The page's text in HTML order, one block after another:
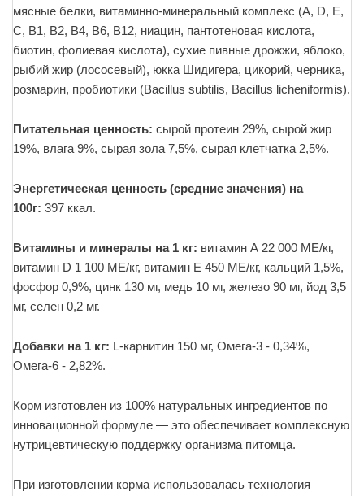
мясные белки, витаминно-минеральный комплекс (A, D, E,
C, B1, B2, B4, B6, B12, ниацин, пантотеновая кислота,
биотин, фолиевая кислота), сухие пивные дрожжи, яблоко,
рыбий жир (лососевый), юкка Шидигера, цикорий, черника,
розмарин, пробиотики (Bacillus subtilis, Bacillus licheniformis).
Питательная ценность: сырой протеин 29%, сырой жир
19%, влага 9%, сырая зола 7,5%, сырая клетчатка 2,5%.
Энергетическая ценность (средние значения) на
100г: 397 ккал.
Витамины и минералы на 1 кг: витамин А 22 000 МЕ/кг,
витамин D 1 100 МЕ/кг, витамин E 450 МЕ/кг, кальций 1,5%,
фосфор 0,9%, цинк 130 мг, медь 10 мг, железо 90 мг, йод 3,5
мг, селен 0,2 мг.
Добавки на 1 кг: L-карнитин 150 мг, Омега-3 - 0,34%,
Омега-6 - 2,82%.
Корм изготовлен из 100% натуральных ингредиентов по
инновационной формуле — это обеспечивает комплексную
нутрицевтическую поддержку организма питомца.
При изготовлении корма использовалась технология